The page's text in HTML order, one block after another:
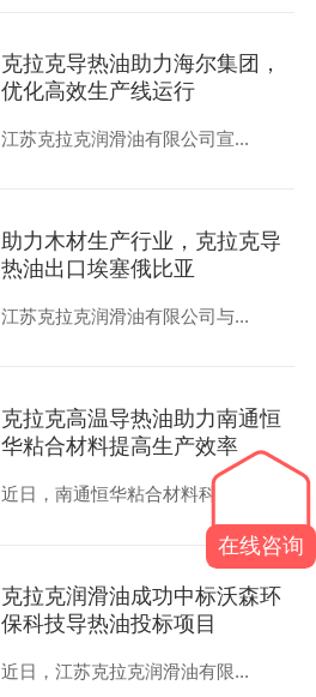
克拉克导热油助力海尔集团，
优化高效生产线运行
江苏克拉克润滑油有限公司宣...
助力木材生产行业，克拉克导
热油出口埃塞俄比亚
江苏克拉克润滑油有限公司与...
克拉克高温导热油助力南通恒
华粘合材料提高生产效率
近日，南通恒华粘合材料科技...
克拉克润滑油成功中标沃森环
保科技导热油投标项目
近日，江苏克拉克润滑油有限...
在线咨询